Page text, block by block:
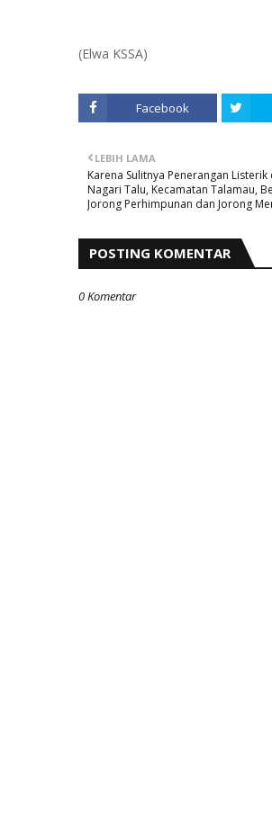
(Elwa KSSA)
Facebook
LEBIH LAMA
Karena Sulitnya Penerangan
Nagari Talu, Kecamatan Talamau,
Jorong Perhimpunan dan Jorong
POSTING KOMENTAR
0 Komentar